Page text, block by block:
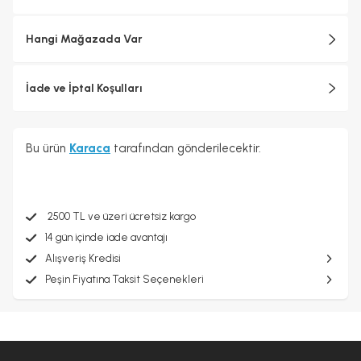
Hangi Mağazada Var
İade ve İptal Koşulları
Bu ürün Karaca tarafından gönderilecektir.
2500 TL ve üzeri ücretsiz kargo
14 gün içinde iade avantajı
Alışveriş Kredisi
Peşin Fiyatına Taksit Seçenekleri